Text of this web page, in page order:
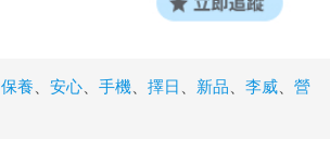
保養 安心 手機 擇日 新品 李威
營